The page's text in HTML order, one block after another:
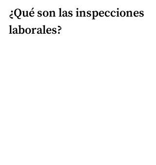
¿Qué son las inspecciones
laborales?